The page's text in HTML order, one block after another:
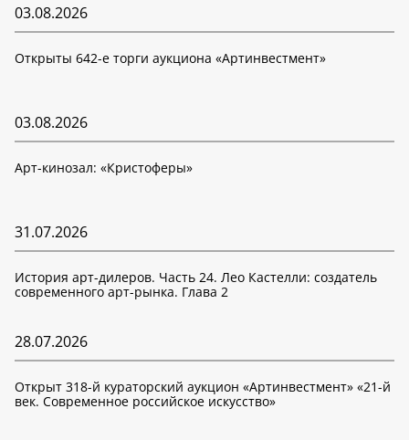
03.08.2026
Открыты 642-е торги аукциона «Артинвестмент»
03.08.2026
Арт-кинозал: «Кристоферы»
31.07.2026
История арт-дилеров. Часть 24. Лео Кастелли: создатель
современного арт-рынка. Глава 2
28.07.2026
Открыт 318-й кураторский аукцион «Артинвестмент» «21-й
век. Современное российское искусство»